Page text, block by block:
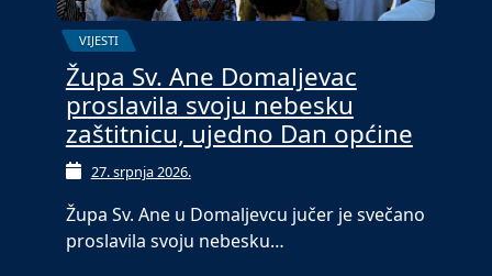
VIJESTI
Župa Sv. Ane Domaljevac
proslavila svoju nebesku
zaštitnicu, ujedno Dan općine
27. srpnja 2026.
Župa Sv. Ane u Domaljevcu jučer je svečano
proslavila svoju nebesku…